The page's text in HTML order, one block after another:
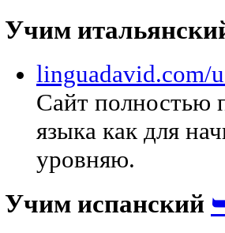
Учим
linguadavid.com/
Сайт полностью
языка как для
уровняю.
Учим испанский